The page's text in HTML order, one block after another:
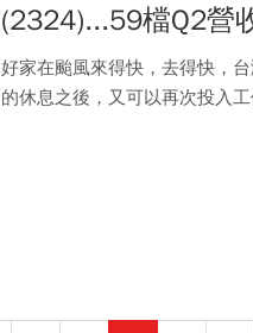
(2324)...59檔Q2營
年AI概念股3檔黑馬
好家在颱風來得快，去得快，
的休息之後，又可以再次投入